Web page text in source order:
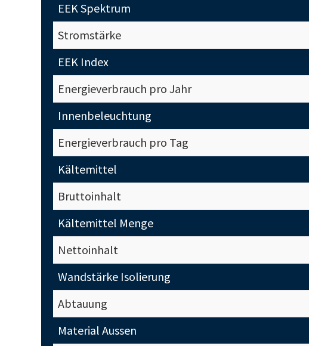
EEK Spektrum
Stromstärke
EEK Index
Energieverbrauch pro Jahr
Innenbeleuchtung
Energieverbrauch pro Tag
Kältemittel
Bruttoinhalt
Kältemittel Menge
Nettoinhalt
Wandstärke Isolierung
Abtauung
Material Aussen